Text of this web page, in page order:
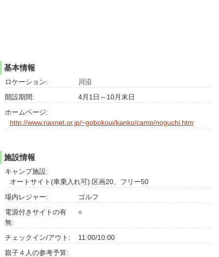
基本情報
ロケーション:
川沿
開設期間:
4月1日～10月末日
ホームページ:
http://www.naxnet.or.jp/~gobokoui/kanko/camp/noguchi.htm
施設情報
キャンプ施設:
オートサイト(車乗入れ可):区画20、フリー50
場内レジャー:
ゴルフ
電源付きサイトの有
無:
○
チェックイン/アウト:
11:00/10:00
親子４人の参考予算: